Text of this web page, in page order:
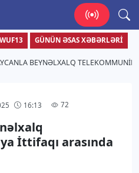
yaşa!
WUF13 GÜNÜN ƏSAS XƏBƏRLƏRI
BEYNƏLXALQ
16:13 72
İttifaqı arasında